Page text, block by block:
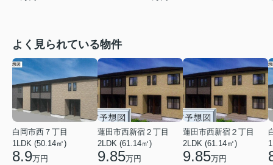
よく見られている物件
白岡市西７丁目
1LDK (50.14㎡)
8.9万円
蓮田市西新宿２丁目
2LDK (61.14㎡)
9.85万円
蓮田市西新宿２丁目
2LDK (61.14㎡)
9.85万円